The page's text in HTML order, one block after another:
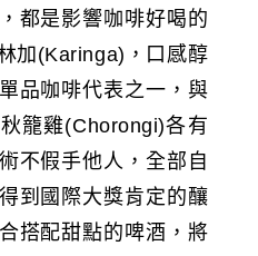
都是影響咖啡好喝的
加(Karinga)，口感醇
品咖啡代表之一，與
籠雞(Chorongi)各有
不假手他人，全部自
到國際大獎肯定的釀
搭配甜點的啤酒，將